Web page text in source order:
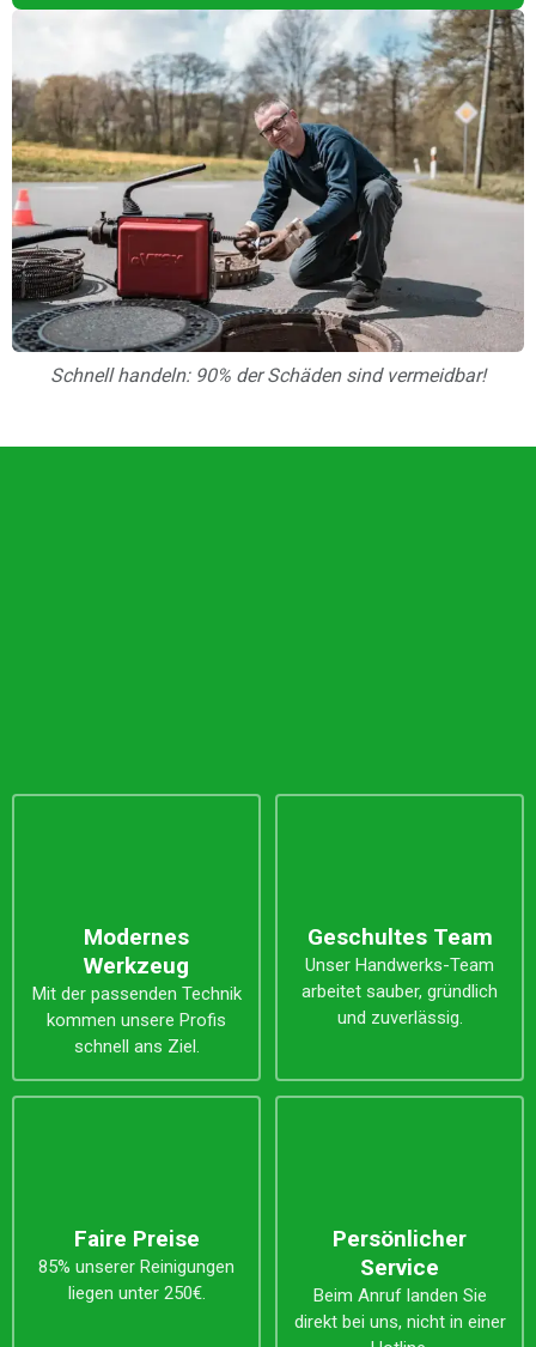
Schnell handeln: 90% der Schäden sind vermeidbar!
Modernes
Werkzeug
Mit der passenden Technik
kommen unsere Profis
schnell ans Ziel.
Geschultes Team
Unser Handwerks-Team
arbeitet sauber, gründlich
und zuverlässig.
Faire Preise
85% unserer Reinigungen
liegen unter 250€.
Persönlicher
Service
Beim Anruf landen Sie
direkt bei uns, nicht in einer